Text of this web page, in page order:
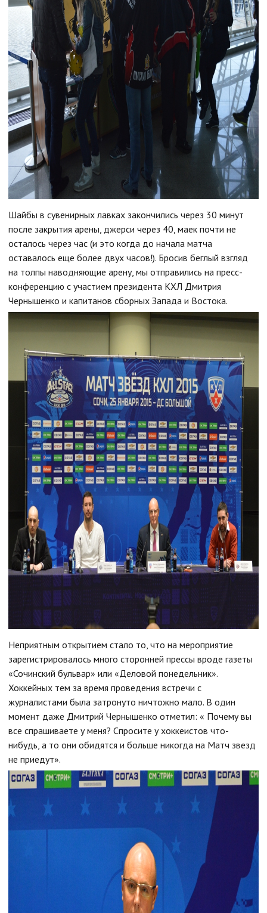
Шайбы в сувенирных лавках закончились через 30 минут
после закрытия арены, джерси через 40, маек почти не
осталось через час (и это когда до начала матча
оставалось еще более двух часов!). Бросив беглый взгляд
на толпы наводняющие арену, мы отправились на пресс-
конференцию с участием президента КХЛ Дмитрия
Чернышенко и капитанов сборных Запада и Востока.
Неприятным открытием стало то, что на мероприятие
зарегистрировалось много сторонней прессы вроде газеты
«Сочинский бульвар» или «Деловой понедельник».
Хоккейных тем за время проведения встречи с
журналистами была затронуто ничтожно мало. В один
момент даже Дмитрий Чернышенко отметил: « Почему вы
все спрашиваете у меня? Спросите у хоккеистов что-
нибудь, а то они обидятся и больше никогда на Матч звезд
не приедут».